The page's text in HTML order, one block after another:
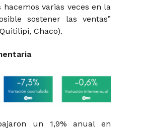
hacemos varias veces en la
sostener las ventas”
Chaco).
un 1,9% anual en